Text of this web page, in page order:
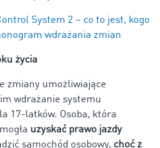
System 2 – co to jest, kogo
wdrażania zmian
życia
zmiany umożliwiające
wdrażanie systemu
17-latków. Osoba, która
uzyskać prawo jazdy
samochód osobowy, choć z